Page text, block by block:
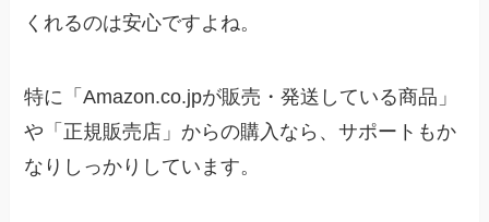
くれるのは安心ですよね。
特に「Amazon.co.jpが販売・発送している商品」
や「正規販売店」からの購入なら、サポートもか
なりしっかりしています。